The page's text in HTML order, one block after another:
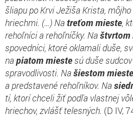
šliapu po Krvi Ježiša Krista,
hriechmi. (…) Na treťom mieste,
rehoľníci a rehoľníčky. Naštvrtom
spovedníci, ktoré oklamali duše,
napiatom miestesú duše
spravodlivosti. Našiestom mieste
a predstavené rehoľníkov. Na
tí, ktorí chceli žiť podľa vlastnej
hriechov, zvlášť telesných. (D IV,